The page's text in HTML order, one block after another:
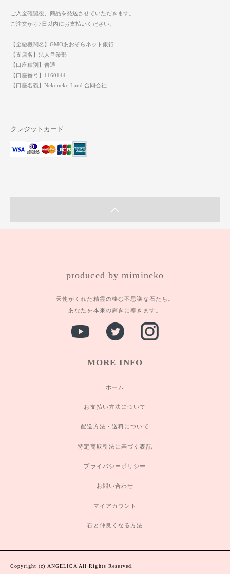
ご入金確認後、商品を発送させていただきます。
ご注文から7日以内にお支払いください。
【金融機関名】GMOあおぞらネット銀行
【支店名】法人営業部
【口座種別】普通
【口座番号】1160144
【口座名義】Nekoneko Land 合同会社
クレジットカード
produced by mimineko
天使がくれた精霊の棲む不思議な石たち。
あなたを本来の輝きに導きます。
MORE INFO
ホーム
お支払い方法について
配送方法・送料について
特定商取引法に基づく表記
プライバシーポリシー
お問い合わせ
マイアカウント
石と仲良くなる方法
Copyright (c) ANGELICA All Rights Reserved.